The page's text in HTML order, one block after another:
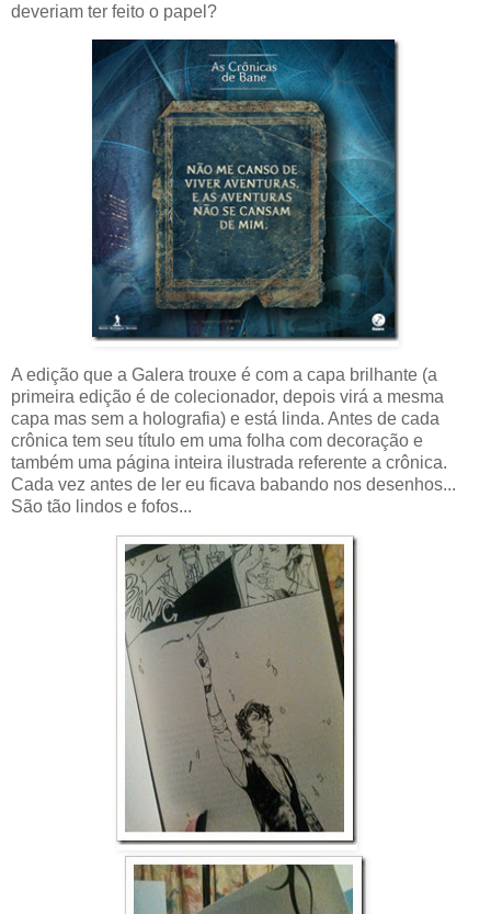
deveriam ter feito o papel?
A edição que a Galera trouxe é com a capa brilhante (a
primeira edição é de colecionador, depois virá a mesma
capa mas sem a holografia) e está linda. Antes de cada
crônica tem seu título em uma folha com decoração e
também uma página inteira ilustrada referente a crônica.
Cada vez antes de ler eu ficava babando nos desenhos...
São tão lindos e fofos...